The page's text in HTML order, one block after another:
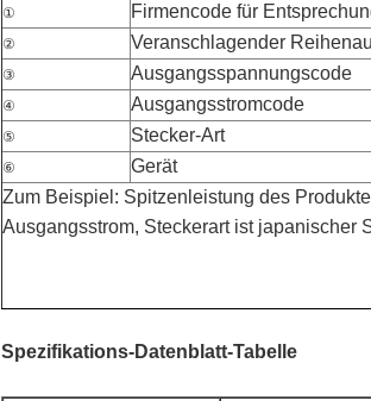
①
Firmencode für
② Veranschlagender
③ Ausgangsspannungscode
④ Ausgangsstromcode
⑤ Stecker-Art
⑥
Gerät
Zum Beispiel: Spitzenleistung des
Ausgangsstrom, Steckerart ist japanischer
Spezifikations-Datenblatt-Tabelle